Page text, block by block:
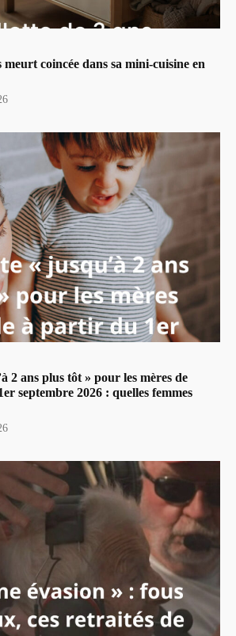
coincée dans sa mini-cuisine en
2 ans plus tôt » pour les mères de
septembre 2026 : quelles femmes